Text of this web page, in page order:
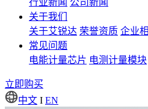
关于我们
关于艾锐达 荣誉资质 企业
常见问题
电能计量芯片 电测计量模块
立即购买
中文 I EN